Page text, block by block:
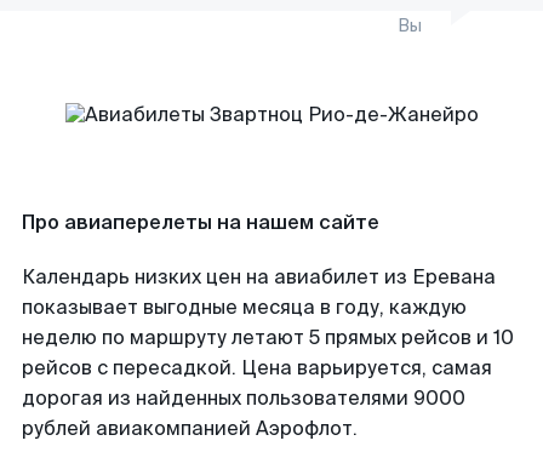
Вы
Про авиаперелеты на нашем сайте
Календарь низких цен на авиабилет из Еревана
показывает выгодные месяца в году, каждую
неделю по маршруту летают 5 прямых рейсов и 10
рейсов с пересадкой. Цена варьируется, самая
дорогая из найденных пользователями 9000
рублей авиакомпанией Аэрофлот.